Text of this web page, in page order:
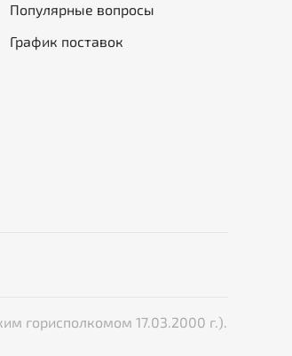
Популярные вопросы
График поставок
горисполкомом 17.03.2000 г.).